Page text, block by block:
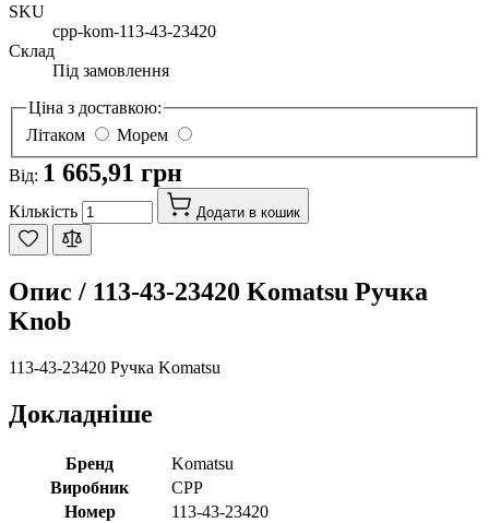
SKU
cpp-kom-113-43-23420
Склад
Під замовлення
Ціна з доставкою:
Літаком
Морем
Від: 1 665,91 грн
Кількість Додати в кошик
Опис / 113-43-23420 Komatsu Ручка
Knob
113-43-23420 Ручка Komatsu
Докладніше
Бренд
Komatsu
Виробник
CPP
Номер
113-43-23420